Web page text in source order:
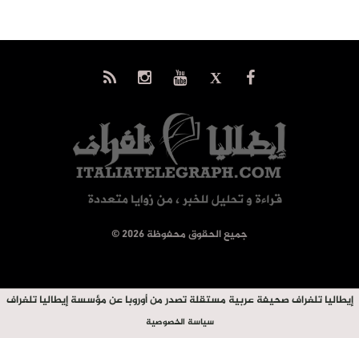
© جميع الحقوق محفوظة 2026
إيطاليا تلغراف صحيفة عربية مستقلة تصدر من أوروبا عن مؤسسة إيطاليا تلغراف
سياسة الخصوصية